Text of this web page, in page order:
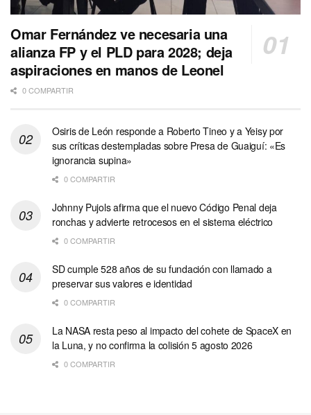
Omar Fernández ve necesaria una
alianza FP y el PLD para 2028; deja
aspiraciones en manos de Leonel
0 COMPARTIR
Osiris de León responde a Roberto Tineo y a Yeisy por
sus críticas destempladas sobre Presa de Guaiguí: «Es
ignorancia supina»
0 COMPARTIR
Johnny Pujols afirma que el nuevo Código Penal deja
ronchas y advierte retrocesos en el sistema eléctrico
0 COMPARTIR
SD cumple 528 años de su fundación con llamado a
preservar sus valores e identidad
0 COMPARTIR
La NASA resta peso al impacto del cohete de SpaceX en
la Luna, y no confirma la colisión 5 agosto 2026
0 COMPARTIR